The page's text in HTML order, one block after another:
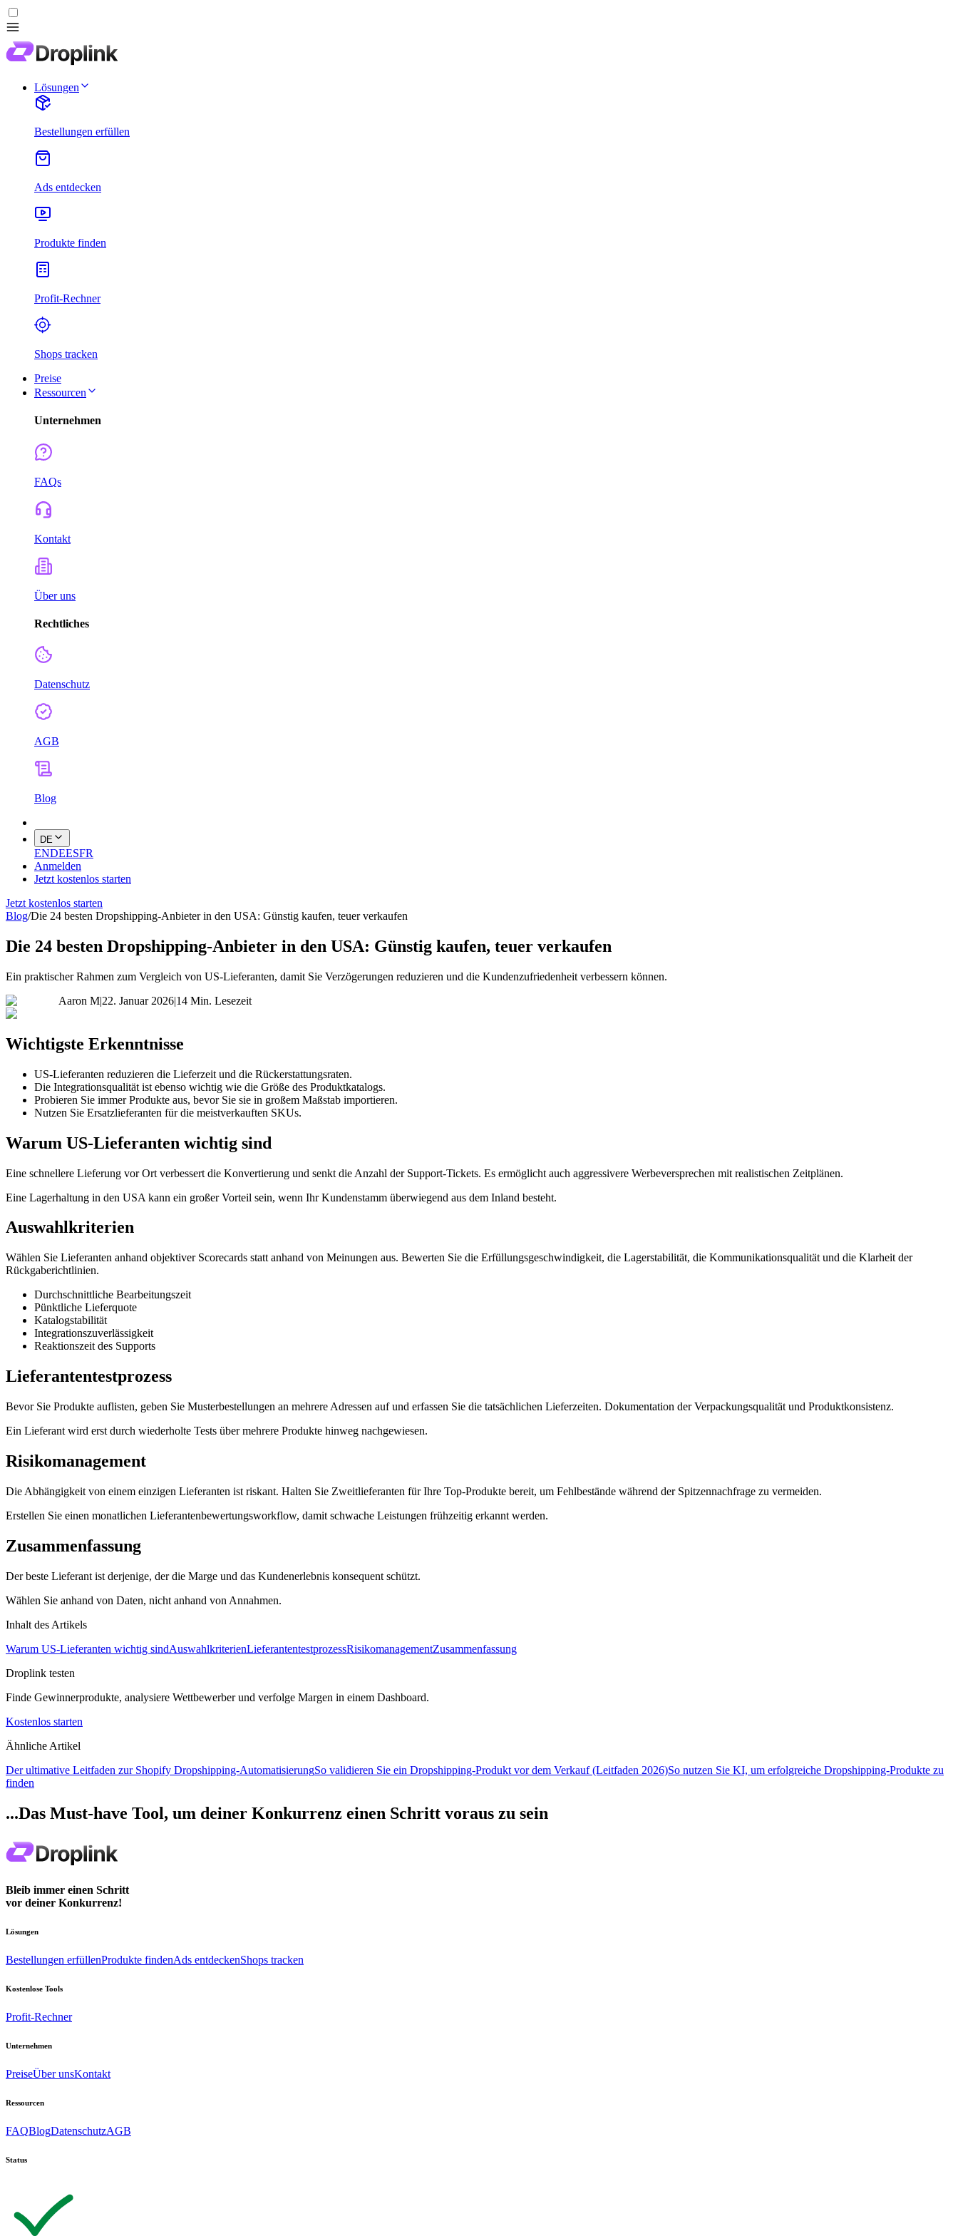
Lösungen
Bestellungen erfüllen
Ads entdecken
Produkte finden
Profit-Rechner
Shops tracken
Preise
Ressourcen
Unternehmen
FAQs
Kontakt
Über uns
Rechtliches
Datenschutz
AGB
Blog
DE
ENDEESFR
Anmelden
Jetzt kostenlos starten
Jetzt kostenlos starten
Blog/Die 24 besten Dropshipping-Anbieter in den USA: Günstig kaufen, teuer verkaufen
Die 24 besten Dropshipping-Anbieter in den USA: Günstig kaufen, teuer verkaufen
Ein praktischer Rahmen zum Vergleich von US-Lieferanten, damit Sie Verzögerungen reduzieren und die Kundenzufriedenheit verbessern können.
Aaron M|22. Januar 2026|14 Min. Lesezeit
Wichtigste Erkenntnisse
US-Lieferanten reduzieren die Lieferzeit und die Rückerstattungsraten.
Die Integrationsqualität ist ebenso wichtig wie die Größe des Produktkatalogs.
Probieren Sie immer Produkte aus, bevor Sie sie in großem Maßstab importieren.
Nutzen Sie Ersatzlieferanten für die meistverkauften SKUs.
Warum US-Lieferanten wichtig sind
Eine schnellere Lieferung vor Ort verbessert die Konvertierung und senkt die Anzahl der Support-Tickets. Es ermöglicht auch aggressivere Werbeversprechen mit realistischen Zeitplänen.
Eine Lagerhaltung in den USA kann ein großer Vorteil sein, wenn Ihr Kundenstamm überwiegend aus dem Inland besteht.
Auswahlkriterien
Wählen Sie Lieferanten anhand objektiver Scorecards statt anhand von Meinungen aus. Bewerten Sie die Erfüllungsgeschwindigkeit, die Lagerstabilität, die Kommunikationsqualität und die Klarheit der
Rückgaberichtlinien.
Durchschnittliche Bearbeitungszeit
Pünktliche Lieferquote
Katalogstabilität
Integrationszuverlässigkeit
Reaktionszeit des Supports
Lieferantentestprozess
Bevor Sie Produkte auflisten, geben Sie Musterbestellungen an mehrere Adressen auf und erfassen Sie die tatsächlichen Lieferzeiten. Dokumentation der Verpackungsqualität und Produktkonsistenz.
Ein Lieferant wird erst durch wiederholte Tests über mehrere Produkte hinweg nachgewiesen.
Risikomanagement
Die Abhängigkeit von einem einzigen Lieferanten ist riskant. Halten Sie Zweitlieferanten für Ihre Top-Produkte bereit, um Fehlbestände während der Spitzennachfrage zu vermeiden.
Erstellen Sie einen monatlichen Lieferantenbewertungsworkflow, damit schwache Leistungen frühzeitig erkannt werden.
Zusammenfassung
Der beste Lieferant ist derjenige, der die Marge und das Kundenerlebnis konsequent schützt.
Wählen Sie anhand von Daten, nicht anhand von Annahmen.
Inhalt des Artikels
Warum US-Lieferanten wichtig sindAuswahlkriterienLieferantentestprozessRisikomanagementZusammenfassung
Droplink testen
Finde Gewinnerprodukte, analysiere Wettbewerber und verfolge Margen in einem Dashboard.
Kostenlos starten
Ähnliche Artikel
Der ultimative Leitfaden zur Shopify Dropshipping-AutomatisierungSo validieren Sie ein Dropshipping-Produkt vor dem Verkauf (Leitfaden 2026)So nutzen Sie KI, um erfolgreiche Dropshipping-Produkte zu
finden
...Das Must-have Tool, um deiner Konkurrenz einen Schritt voraus zu sein
Bleib immer einen Schritt
vor deiner Konkurrenz!
Lösungen
Bestellungen erfüllenProdukte findenAds entdeckenShops tracken
Kostenlose Tools
Profit-Rechner
Unternehmen
PreiseÜber unsKontakt
Ressourcen
FAQBlogDatenschutzAGB
Status